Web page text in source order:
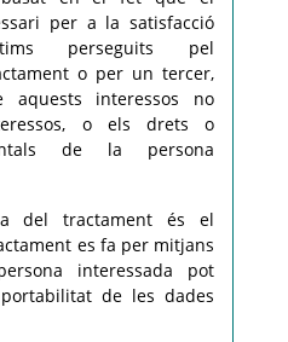
per a la satisfacció
perseguits pel
o per un tercer,
aquests interessos no
o els drets o
de la persona
del tractament és el
es fa per mitjans
interessada pot
de les dades